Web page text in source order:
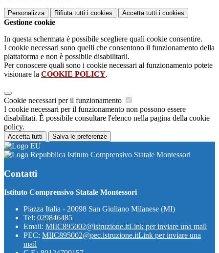
Personalizza Rifiuta tutti i cookies Accetta tutti i cookies
Gestione cookie
In questa schermata è possibile scegliere quali cookie consentire.
I cookie necessari sono quelli che consentono il funzionamento della
piattaforma e non è possibile disabilitarli.
Per conoscere quali sono i cookie necessari al funzionamento potete
visionare la COOKIE POLICY.
Cookie necessari per il funzionamento
I cookie necessari per il funzionamento non possono essere
disabilitati. È possibile consultare l'elenco nella pagina della cookie
policy.
Accetta tutti Salva le preferenze
Istituto Comprensivo Statale Montessori
Contatti
Istituto Comprensivo Statale Montessori
Piazza Italia - 20098 San Giuliano Milanese (MI)
Tel: 029846485
Email: MIIC895002@istruzione.itLink per inviare una mail
PEC: MIIC895002@pec.istruzione.itLink per inviare una
mail